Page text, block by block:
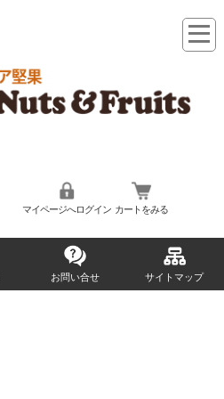
マイページへログイン カートをみる
お問い合せ サイトマップ